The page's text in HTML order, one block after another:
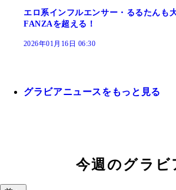
エロ系インフルエンサー・るるたん
FANZAを超える！
2026年01月16日 06:30
グラビアニュースをもっと見る
今週のグラビ